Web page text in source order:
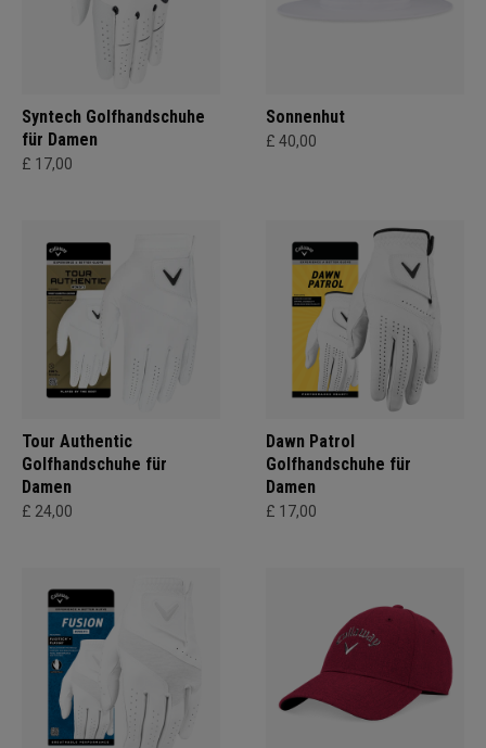
Syntech Golfhandschuhe
für Damen
£ 17,00
Sonnenhut
£ 40,00
Tour Authentic
Golfhandschuhe für
Damen
£ 24,00
Dawn Patrol
Golfhandschuhe für
Damen
£ 17,00